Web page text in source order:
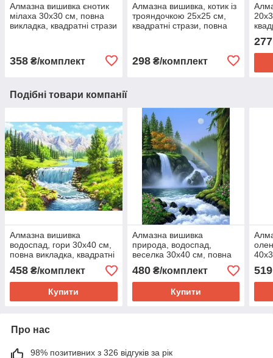
Алмазна вишивка єнотик
мілаха 30х30 см, повна
викладка, квадратні стрази
358 ₴/комплект
Алмазна вишивка, котик із
трояндочкою 25х25 см,
квадратні стрази, повна
298₴/комплект
277
Подібні товари компанії
Алмазна вишивка
водоспад, гори 30х40 см,
повна викладка, квадратні
стрази Huacan
458 ₴/комплект
Купити
Алмазна вишивка
природа, водоспад,
веселка 30х40 см, повна
викладка, квадратні стрази
Huacan
480₴/комплект
Купити
519
Про нас
98% позитивних з 326 відгуків за рік